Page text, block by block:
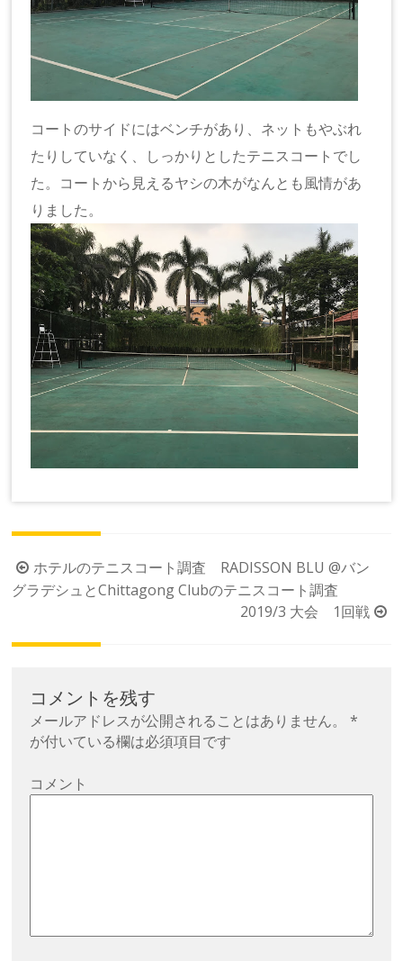
コートのサイドにはベンチがあり、ネットもやぶれ
たりしていなく、しっかりとしたテニスコートでし
た。コートから見えるヤシの木がなんとも風情があ
りました。
投
稿
ビ
ホテルのテニスコート調査 RADISSON BLU @バン
グラデシュとChittagong Clubのテニスコート調査
2019/3 大会 1回戦
コメントを残す
メールアドレスが公開されることはありません。
*
が付いている欄は必須項目です
コメント